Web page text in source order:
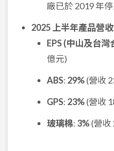
廠已於 2019 年停
2025 上半年產品營
EPS (中山及台灣
億元)
ABS: 29%(營收
GPS: 23%(營收
玻璃棉: 3%(營收